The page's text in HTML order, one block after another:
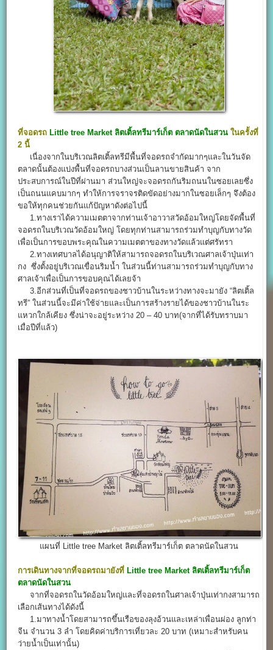
ที่จอดรถ Little tree Market ลิตเติ้ลทรีมาร์เก็ต ตลาดนัดในสวน ในครั้งที่
2 นี้
เนื่องจากในบริเวณลิตเติ้ลทรีมีพื้นที่จอดรถจำกัดมากๆและในวันจัด
ตลาดนั้นต้องแบ่งพื้นที่จอดรถบางส่วนเป็นลานขายสินค้า จาก
ประสบการณ์ในปีที่ผ่านมา ส่วนใหญ่จะจอดรถกันริมถนนในซอยเลยซึ่ง
เป็นถนนแคบมากๆ ทำให้การจราจรติดขัดอย่างมากในซอยเล็กๆ จึงต้อง
ขอให้ทุกคนช่วยกันแก้ปัญหาดังต่อไปนี้
1.ทางเราได้ความเมตตาจากท่านเจ้าอาวาสวัดอ้อมใหญ่โดยจัดพื้นที่
จอดรถในบริเวณวัดอ้อมใหญ่ โดยทุกท่านสามารถร่วมทำบุญกับทางวัด
เพื่อเป็นการขอบพระคุณในความเมตตาของทางวัดแล้วแต่ศรัทรา
2.ทางเทศบาลได้อนุญาติให้สามารถจอดรถในบริเวณศาลเจ้าปุ่นเท่า
กง ซึ่งตั้งอยู่บริเวณเขื่อนริมน้ำ ในส่วนนี้ท่านสามารถร่วมทำบุญกับทาง
ศาลเจ้าเพื่อเป็นการขอบคุณได้เลยจ้า
3.อีกส่วนที่เป็นที่จอดรถของชาวบ้านในระหว่างทางจะมายัง “ลิตเติ้ล
ทรี” ในส่วนนี้จะมีค่าใช้จ่ายและเป็นการสร้างรายได้ของชาวบ้านในระ
แหวกใกล้เคียง ซึ่งน่าจะอยู่ระหว่าง 20 – 40 บาท(จากที่ได้รับทราบมา
เมื่อปีที่แล้ว)
แผนที่ Little tree Market ลิตเติ้ลทรีมาร์เก็ต ตลาดนัดในสวน
การเดินทางจากที่จอดรถมายังที่ Little tree Market ลิตเติ้ลทรีมาร์เก็ต
ตลาดนัดในสวน
จากที่จอดรถในวัดอ้อมใหญ่และที่จอดรถในศาลเจ้าปุ่นเท่ากงสามารถ
เลือกเส้นทางได้ดังนี้
1.มาทางน้ำโดยสามารถขึ้นเรือของลุงอ้วนและเหล่าเพื่อนผ่อง ลูกท่า
จีน จำนวน 3 ลำ โดยคิดค่าบริการเที่ยวละ 20 บาท (เหมาะสำหรับคน
ว่ายน้ำเป็นเท่านั้น)